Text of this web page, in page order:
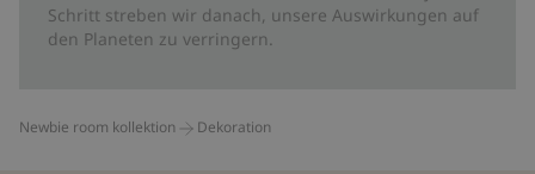
Schritt streben wir danach, unsere Auswirkungen auf
den Planeten zu verringern.
Newbie room kollektion Dekoration